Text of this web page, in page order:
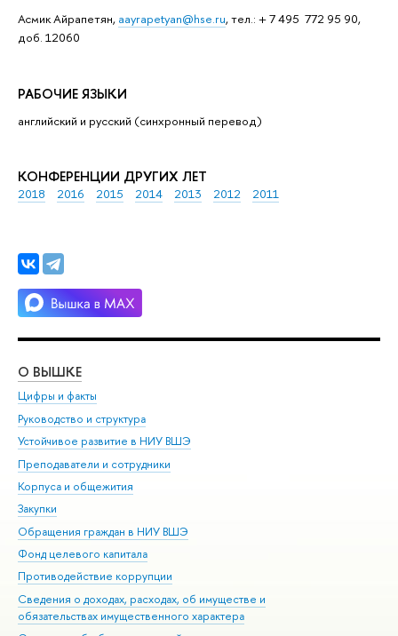
Асмик Айрапетян, aayrapetyan@hse.ru, тел.: + 7 495 772 95 90,
доб. 12060
РАБОЧИЕ ЯЗЫКИ
английский и русский (синхронный перевод)
КОНФЕРЕНЦИИ ДРУГИХ ЛЕТ
2018 2016 2015 2014 2013 2012 2011
О ВЫШКЕ
Цифры и факты
Руководство и структура
Устойчивое развитие в НИУ ВШЭ
Преподаватели и сотрудники
Корпуса и общежития
Закупки
Обращения граждан в НИУ ВШЭ
Фонд целевого капитала
Противодействие коррупции
Сведения о доходах, расходах, об имуществе и
обязательствах имущественного характера